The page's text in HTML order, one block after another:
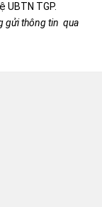
TGP.
gửi thông tin qua